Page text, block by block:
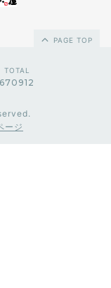
PAGE TOP
TOTAL
670912
ージ